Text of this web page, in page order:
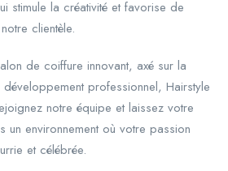
stimule la créativité et favorise de
clientèle.
de coiffure innovant, axé sur la
professionnel, Hairstyle
notre équipe et laissez votre
un environnement où votre passion
et célébrée.